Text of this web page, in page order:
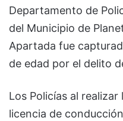
Departamento de
del Municipio de
Apartada fue
de edad por el delito
Los Policías al
licencia de